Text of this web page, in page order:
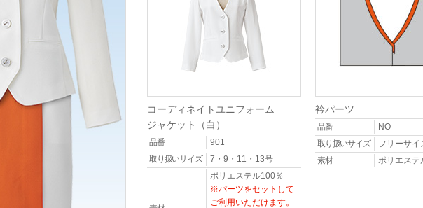
コーディネイトユニフォーム
ジャケット（白）
品番
901
取り扱いサイズ
7・9・11・13号
ポリエステル100％
※パーツをセットして
ご利用いただけます。
衿パーツ
品番
NO
取り扱いサイズ
フリーサイ
素材
ポリエステ